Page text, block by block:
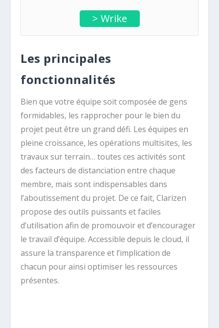
> Wrike
Les principales
fonctionnalités
Bien que votre équipe soit composée de gens
formidables, les rapprocher pour le bien du
projet peut être un grand défi. Les équipes en
pleine croissance, les opérations multisites, les
travaux sur terrain… toutes ces activités sont
des facteurs de distanciation entre chaque
membre, mais sont indispensables dans
l’aboutissement du projet. De ce fait, Clarizen
propose des outils puissants et faciles
d’utilisation afin de promouvoir et d’encourager
le travail d’équipe. Accessible depuis le cloud, il
assure la transparence et l’implication de
chacun pour ainsi optimiser les ressources
présentes.